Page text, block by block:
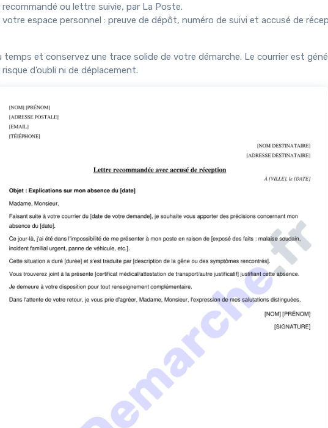
recommandé ou lettre suivie, par La Poste.
votre espace personnel : preuve de dépôt, numéro de suivi et accusé de
temps et conservez une trace solide de votre démarche. Le courrier est
d’oubli ni de déplacement.